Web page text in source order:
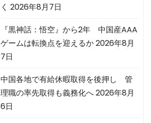
く 2026年8月7日
『黒神話：悟空』から2年 中国産AAA
ゲームは転換点を迎えるか2026年8月
7日
中国各地で有給休暇取得を後押し 管
理職の率先取得も義務化へ2026年8月
6日